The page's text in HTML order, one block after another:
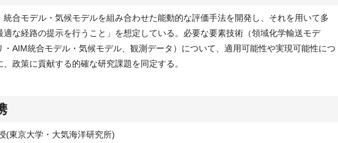
統合モデル・気候モデルを組み合わせた能動的な評価手法を開発し、それを用いて多
適な経路の提示を行うこと」を想定している。必要な要素技術（領域化学輸送モデ
・AIM統合モデル・気候モデル、観測データ）について、適用可能性や実現可能性につ
政策に貢献する的確な研究課題を同定する。
(東京大学・大気海洋研究所)